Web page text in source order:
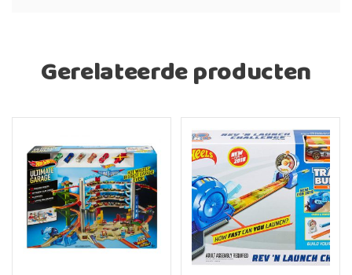
Gerelateerde producten